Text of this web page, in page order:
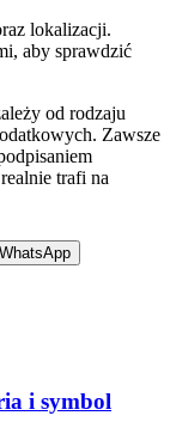
lokalizacji.
aby sprawdzić
od rodzaju
Zawsze
trafi na
WhatsApp
i symbol